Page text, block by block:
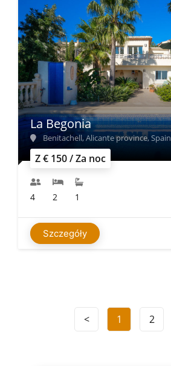
Z € 150 / Za noc
La Begonia
Benitachell, Alicante province, Spain
4 2 1
Szczegóły
< 1 2